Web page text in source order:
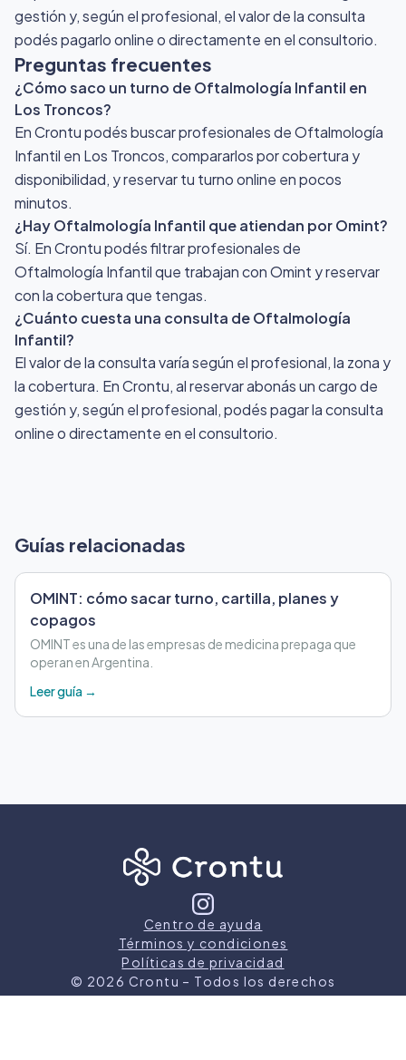
gestión y, según el profesional, el valor de la consulta
podés pagarlo online o directamente en el consultorio.
Preguntas frecuentes
¿Cómo saco un turno de Oftalmología Infantil en
Los Troncos?
En Crontu podés buscar profesionales de Oftalmología
Infantil en Los Troncos, compararlos por cobertura y
disponibilidad, y reservar tu turno online en pocos
minutos.
¿Hay Oftalmología Infantil que atiendan por Omint?
Sí. En Crontu podés filtrar profesionales de
Oftalmología Infantil que trabajan con Omint y reservar
con la cobertura que tengas.
¿Cuánto cuesta una consulta de Oftalmología
Infantil?
El valor de la consulta varía según el profesional, la zona y
la cobertura. En Crontu, al reservar abonás un cargo de
gestión y, según el profesional, podés pagar la consulta
online o directamente en el consultorio.
Guías relacionadas
OMINT: cómo sacar turno, cartilla, planes y
copagos
OMINT es una de las empresas de medicina prepaga que
operan en Argentina.
Leer guía →
Centro de ayuda
Términos y condiciones
Políticas de privacidad
© 2026 Crontu – Todos los derechos
reservados